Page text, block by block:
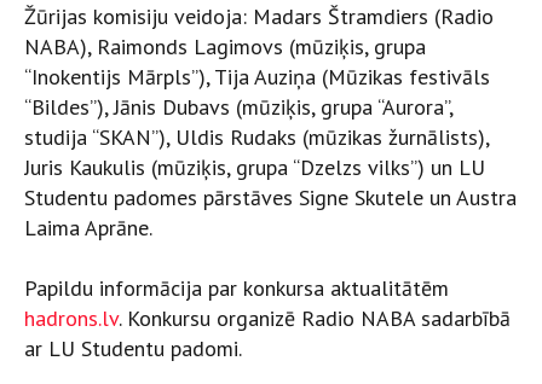
Žūrijas komisiju veidoja: Madars Štramdiers (Radio
NABA), Raimonds Lagimovs (mūziķis, grupa
“Inokentijs Mārpls”), Tija Auziņa (Mūzikas festivāls
“Bildes”), Jānis Dubavs (mūziķis, grupa “Aurora”,
studija “SKAN”), Uldis Rudaks (mūzikas žurnālists),
Juris Kaukulis (mūziķis, grupa “Dzelzs vilks”) un LU
Studentu padomes pārstāves Signe Skutele un Austra
Laima Aprāne.
Papildu informācija par konkursa aktualitātēm
hadrons.lv. Konkursu organizē Radio NABA sadarbībā
ar LU Studentu padomi.